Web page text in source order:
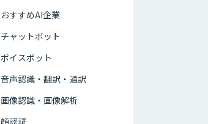
おすすめAI企業
チャットボット
ボイスボット
音声認識・翻訳・通訳
画像認識・画像解析
顔認証